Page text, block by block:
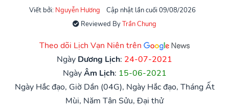
Viết bởi: Nguyễn Hương
Cập nhật lần cuối 09/08/2026
Reviewed ByTrần Chung
Theo dõi Lịch Vạn Niên trên
Ngày Dương Lịch: 24-07-2021
NgàyÂm Lịch: 15-06-2021
Ngày Hắc đạo, Giờ Dần (04G), Ngày Hắc đạo, Tháng Ất
Mùi, Năm Tân Sửu, Đại thử